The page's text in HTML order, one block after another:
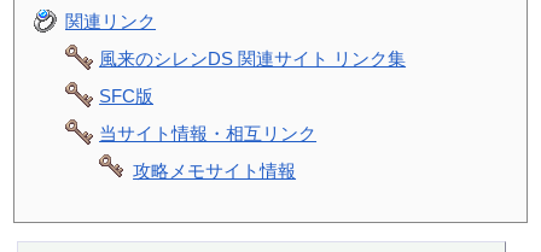
関連リンク
風来のシレンDS 関連サイト リンク集
SFC版
当サイト情報・相互リンク
攻略メモサイト情報